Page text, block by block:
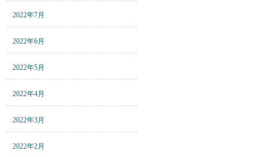
2022年7月
2022年6月
2022年5月
2022年4月
2022年3月
2022年2月